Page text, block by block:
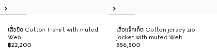
เสื้อยืด Cotton T-shirt with muted
Web
฿22,200
เสื้อแจ็คเก็ต Cotton jersey zip
jacket with muted Web
฿56,500